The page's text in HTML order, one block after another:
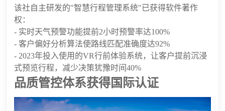
该社自主研发的"智慧行程管理系统"已获得软件著作
权：
- 实时天气预警功能提前2小时预警率达100%
- 客户偏好分析算法使路线匹配准确度达92%
- 2023年投入使用的VR行前体验系统，让客户提前沉浸
式预览行程，减少决策犹豫时间40%
品质管控体系获得国际认证